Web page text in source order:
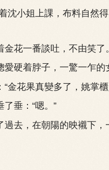
小姐上課，布料自然得
花一番談吐，不由笑了。
着脖子，一驚一乍的
花果真變多了，姚掌櫃
垂：“嗯。”
，在朝陽的映襯下，